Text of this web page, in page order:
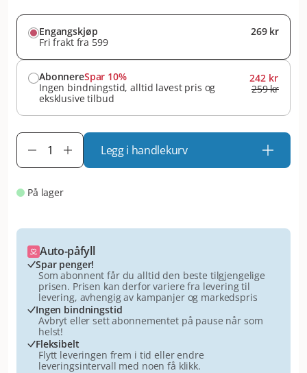
Engangskjøp
Fri frakt fra 599
269 kr
AbonnereSpar 10%
Ingen bindningstid, alltid lavest pris og
eksklusive tilbud
242 kr
259 kr
Legg i handlekurv
På lager
Auto-påfyll
Spar penger!
Som abonnent får du alltid den beste tilgjengelige
prisen. Prisen kan derfor variere fra levering til
levering, avhengig av kampanjer og markedspris
Ingen bindningstid
Avbryt eller sett abonnementet på pause når som
helst!
Fleksibelt
Flytt leveringen frem i tid eller endre
leveringsintervall med noen få klikk.